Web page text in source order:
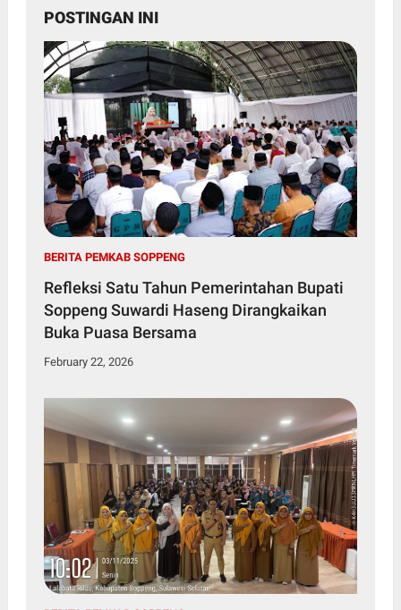
POSTINGAN INI
BERITA PEMKAB SOPPENG
Refleksi Satu Tahun Pemerintahan Bupati
Soppeng Suwardi Haseng Dirangkaikan
Buka Puasa Bersama
February 22, 2026